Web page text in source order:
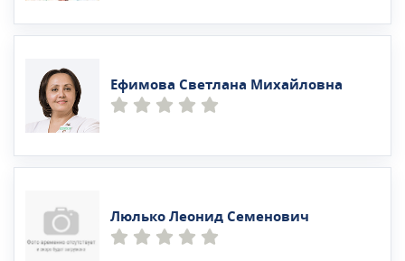
Ефимова Светлана Михайловна
Люлько Леонид Семенович